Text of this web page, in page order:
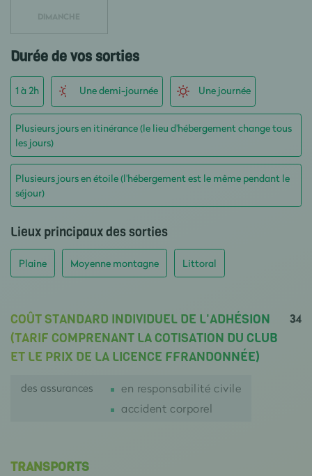
DIMANCHE
Durée de vos sorties
1 à 2h Une demi-journée Une journée
Plusieurs jours en itinérance (le lieu d'hébergement change tous
les jours)
Plusieurs jours en étoile (l'hébergement est le même pendant le
séjour)
Lieux principaux des sorties
Plaine Moyenne montagne Littoral
COÛT STANDARD INDIVIDUEL DE L'ADHÉSION
(TARIF COMPRENANT LA COTISATION DU CLUB
ET LE PRIX DE LA LICENCE FFRANDONNÉE)
34
des assurances
en responsabilité civile
accident corporel
TRANSPORTS